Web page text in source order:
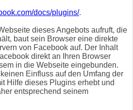
docs/plugins/.
dieses Angebots aufruft, die
baut sein Browser eine direkte
von Facebook auf. Der Inhalt
direkt an Ihren Browser
in die Webseite eingebunden.
Einfluss auf den Umfang der
Hilfe dieses Plugins erhebt und
entsprechend seinem